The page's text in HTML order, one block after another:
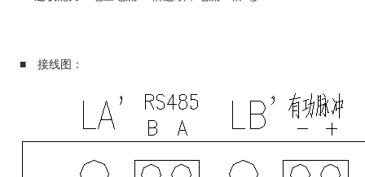
■ 接线图：